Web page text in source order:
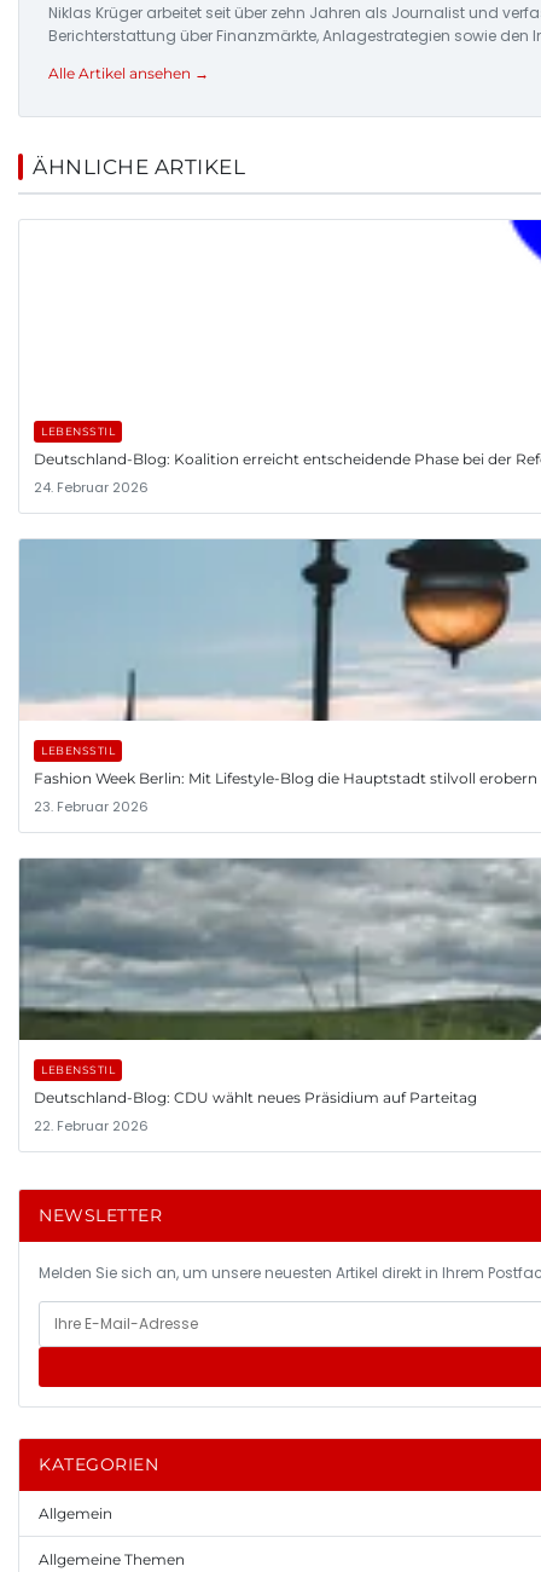
Niklas Krüger arbeitet seit über zehn Jahren als Journalist und
Berichterstattung über Finanzmärkte, Anlagestrategien sowie
Alle Artikel ansehen →
ÄHNLICHE ARTIKEL
LEBENSSTIL
Deutschland-Blog: Koalition erreicht entscheidende Phase bei der
24. Februar 2026
LEBENSSTIL
Fashion Week Berlin: Mit Lifestyle-Blog die Hauptstadt stilvoll erobern
23. Februar 2026
LEBENSSTIL
Deutschland-Blog: CDU wählt neues Präsidium auf Parteitag
22. Februar 2026
NEWSLETTER
Melden Sie sich an, um unsere neuesten Artikel direkt in Ihrem
KATEGORIEN
Allgemein
Allgemeine Themen